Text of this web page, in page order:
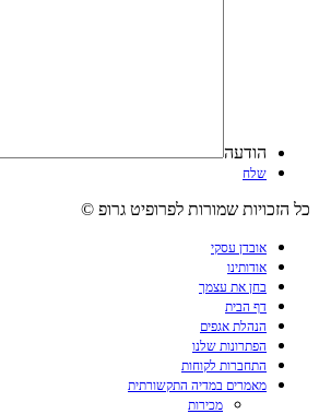
הודעה
שלח
כל הזכויות שמורות לפרופיט גרופ ©
אובדן עסקי
אודותינו
בחן את עצמך
דף הבית
הנהלת אגפים
הפתרונות שלנו
התחברות לקוחות
מאמרים במדיה התקשורתית
מכירות